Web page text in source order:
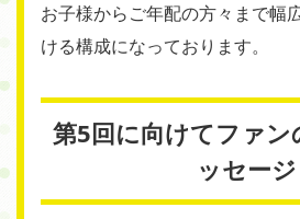
お子様からご年配の方々まで幅
ける構成になっております。
第5回に向けてファン
ッセージ